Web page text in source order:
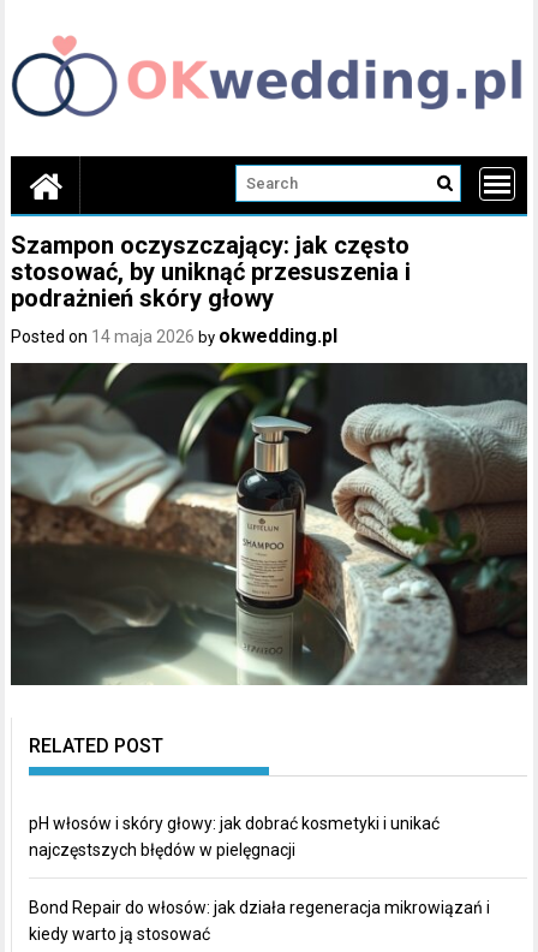
content
Szampon oczyszczający: jak często
stosować, by uniknąć przesuszenia i
podrażnień skóry głowy
Posted on 14 maja 2026 by okwedding.pl
RELATED POST
pH włosów i skóry głowy: jak dobrać kosmetyki i unikać
najczęstszych błędów w pielęgnacji
Bond Repair do włosów: jak działa regeneracja mikrowiązań i
kiedy warto ją stosować